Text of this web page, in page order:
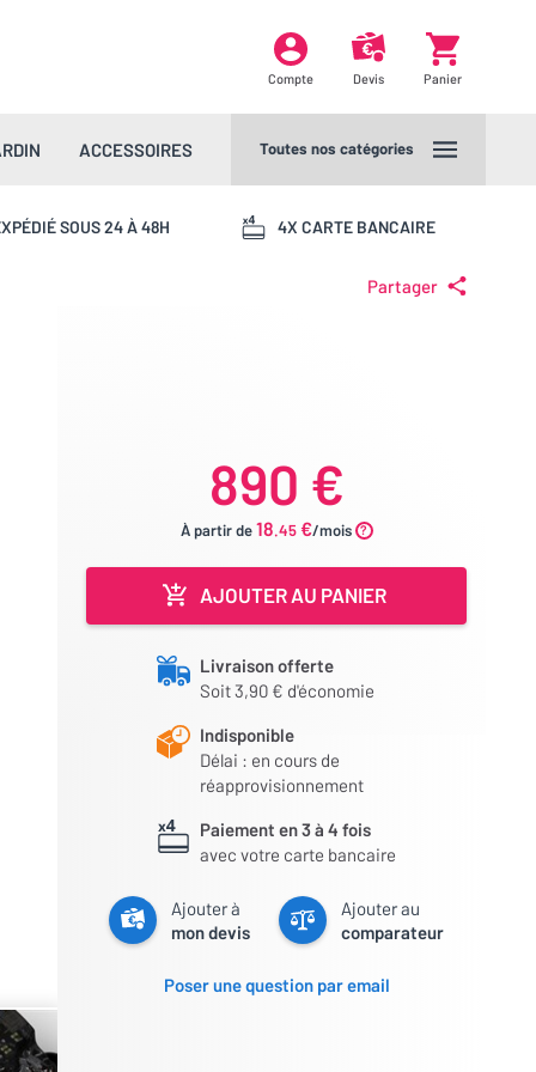
Compte Devis Panier
ACCESSOIRES Toutes nos catégories
SOUS 24 À 48H 4X CARTE BANCAIRE
Partager
890 €
À partir de18.45€/mois
AJOUTER AU PANIER
Livraison offerte
Soit 3,90 € d'économie
Indisponible
Délai : en cours de
réapprovisionnement
Paiement en 3 à 4 fois
avec votre carte bancaire
Ajouter à
mon devis
Ajouter au
comparateur
Poser une question par email